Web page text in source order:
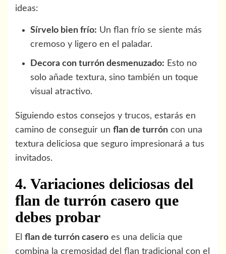
ideas:
Sírvelo bien frío: Un flan frío se siente más
cremoso y ligero en el paladar.
Decora con turrón desmenuzado: Esto no
solo añade textura, sino también un toque
visual atractivo.
Siguiendo estos consejos y trucos, estarás en
camino de conseguir un flan de turrón con una
textura deliciosa que seguro impresionará a tus
invitados.
4. Variaciones deliciosas del
flan de turrón casero que
debes probar
El flan de turrón casero es una delicia que
combina la cremosidad del flan tradicional con el